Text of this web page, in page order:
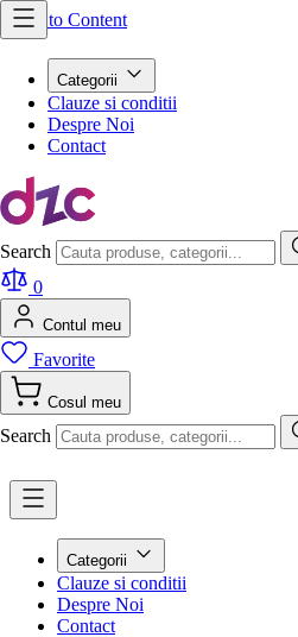
Skip to Content
Categorii
Clauze si conditii
Despre Noi
Contact
Search
0
Contul meu
Favorite
Cosul meu
Search
Categorii
Clauze si conditii
Despre Noi
Contact